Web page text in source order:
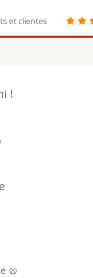
et clientes
!
🥨